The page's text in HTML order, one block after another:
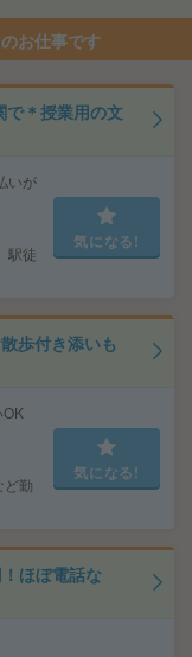
お仕事です
で＊授業用の文
いが
駅徒
気になる!
歩付き添いも
OK
ど勤
気になる!
ほぼ電話な